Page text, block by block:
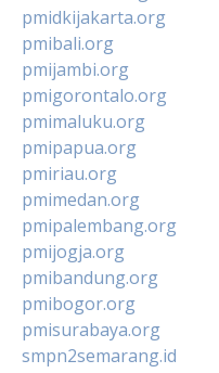
pmidkijakarta.org
pmibali.org
pmijambi.org
pmigorontalo.org
pmimaluku.org
pmipapua.org
pmiriau.org
pmimedan.org
pmipalembang.org
pmijogja.org
pmibandung.org
pmibogor.org
pmisurabaya.org
smpn2semarang.id